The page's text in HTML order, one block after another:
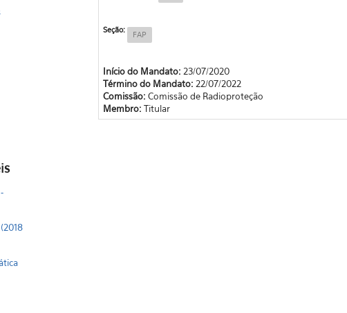
Seção: FAP
Início do Mandato: 23/07/2020
Término do Mandato: 22/07/2022
Comissão:Comissão de Radioproteção
Membro:Titular